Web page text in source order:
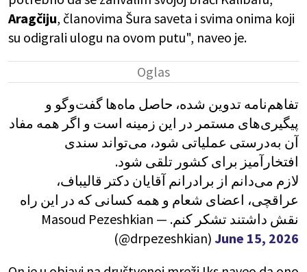
Aragčiju, članovima Šura saveta i svima onima koji
su odigrali ulogu na ovom putu", naveo je.
تفاهم‌نامه‌ تدوین شده، حاصل ماه‌ها گفت‌وگو و
پیگیری‌های مستمر در این زمینه است و اگر همه مفاد
آن به‌درستی عملیاتی شود، می‌تواند سندی
افتخارآمیز برای کشور تلقی شود.
لازم می‌دانم از برادرانم آقایان دکتر قالیباف،
عراقچی، اعضای شعام و همه کسانی که در این راه
نقش داشتند تشکر کنم. — Masoud Pezeshkian
(@drpezeshkian) June 15, 2026